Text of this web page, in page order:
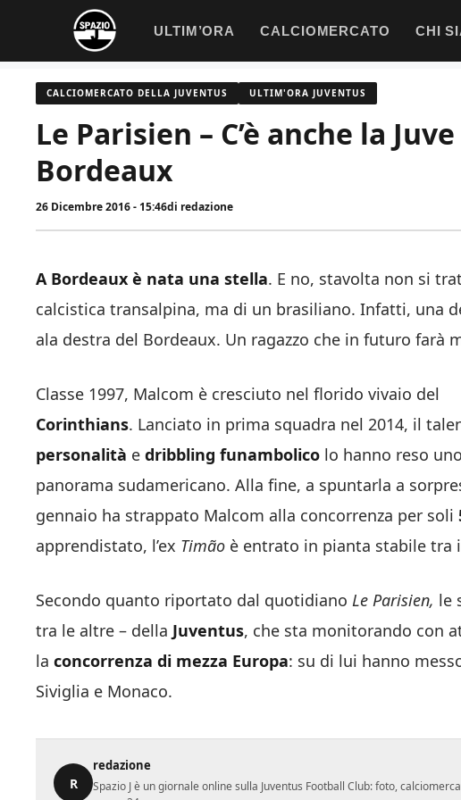
contenuto
ULTIM’ORA CALCIOMERCATO CHI
CALCIOMERCATO DELLA JUVENTUS ULTIM'ORA JUVENTUS
Le Parisien – C’è anche la
Bordeaux
26 Dicembre 2016 - 15:46di redazione
A Bordeaux è nata una stella. E no, stavolta non si
calcistica transalpina, ma di un brasiliano. Infatti, una
ala destra del Bordeaux. Un ragazzo che in futuro farà
Classe 1997, Malcom è cresciuto nel florido vivaio del
Corinthians. Lanciato in prima squadra nel 2014, il
personalità e dribbling funambolico lo hanno reso
panorama sudamericano. Alla fine, a spuntarla a
gennaio ha strappato Malcom alla concorrenza per soli
apprendistato, l’ex Timão è entrato in pianta stabile tra
Secondo quanto riportato dal quotidiano Le Parisien, le
tra le altre – della Juventus, che sta monitorando con
la concorrenza di mezza Europa: su di lui hanno
Siviglia e Monaco.
R
redazione
Spazio J è un giornale online sulla Juventus Football Club: foto,